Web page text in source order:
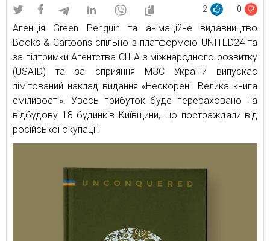
2 0
Агенція Green Penguin та анімаційне видавництво
Books & Cartoons спільно з платформою UNITED24 та
за підтримки Агентства США з міжнародного розвитку
(USAID) та за сприяння МЗС України випускає
лімітований наклад видання «Нескорені. Велика книга
сміливості». Увесь прибуток буде перераховано на
відбудову 18 будинків Київщини, що постраждали від
російської окупації.